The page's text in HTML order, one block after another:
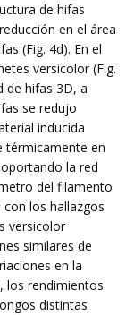
de hifas
en el área
(Fig. 4d). En el
versicolor (Fig.
de hifas 3D, a
se redujo
inducida
térmicamente en
la red
del filamento
los hallazgos
versicolor
similares de
en la
los rendimientos
distintas